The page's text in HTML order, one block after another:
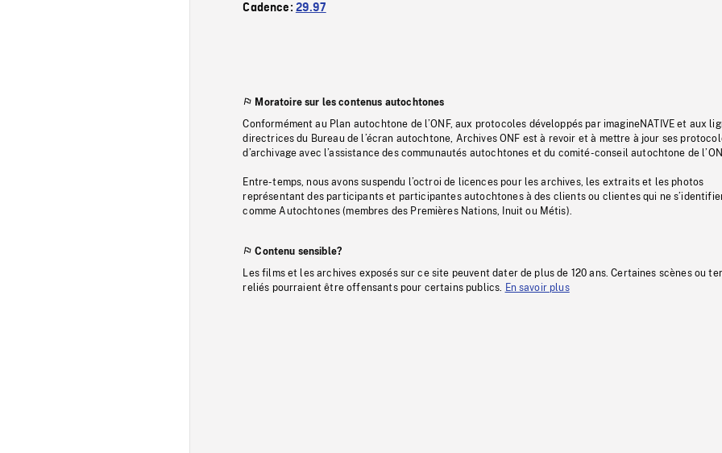
Cadence: 29.97
Moratoire sur les contenus autochtones
Conformément au Plan autochtone de l’ONF, aux protocoles développés par imagineNATIVE et aux
directrices du Bureau de l’écran autochtone, Archives ONF est à revoir et à mettre à jour ses
d’archivage avec l’assistance des communautés autochtones et du comité-conseil autochtone de
Entre-temps, nous avons suspendu l’octroi de licences pour les archives, les extraits et les photos
représentant des participants et participantes autochtones à des clients ou clientes qui ne
comme Autochtones (membres des Premières Nations, Inuit ou Métis).
Contenu sensible?
Les films et les archives exposés sur ce site peuvent dater de plus de 120 ans. Certaines scènes ou
reliés pourraient être offensants pour certains publics.
En savoir plus